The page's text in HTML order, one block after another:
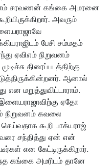
சரவணன் கங்கை அமரனை
அவரும்
பேசி சம்மதம்
ஏவிஎம் நிறுவனம்
திரைப்படத்திற்கு
ஆனால்
என மறுத்துவிட்டாராம்.
ஏதோ
நிறுவனம் கவலை
கூறி பாக்யராஜ்
சந்தித்து ஏன் என்
என கேட்டிருக்கிறார்.
கங்கை அமரிடம் தானே